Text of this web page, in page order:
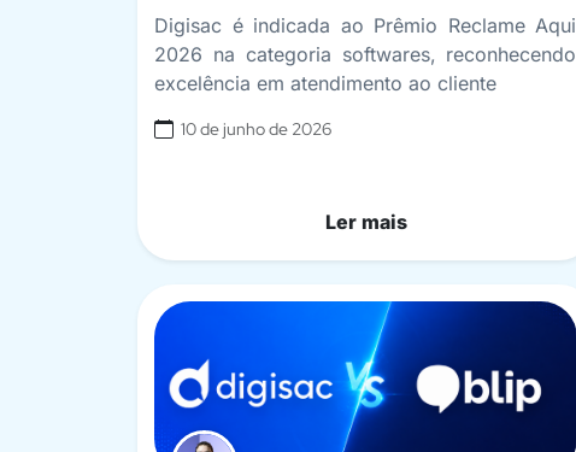
Digisac é indicada ao Prêmio Reclame Aqui
2026 na categoria softwares, reconhecendo
excelência em atendimento ao cliente
10 de junho de 2026
Ler mais